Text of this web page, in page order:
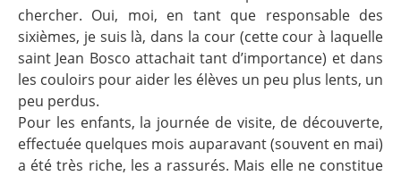
chercher. Oui, moi, en tant que responsable des
sixièmes, je suis là, dans la cour (cette cour à laquelle
saint Jean Bosco attachait tant d’importance) et dans
les couloirs pour aider les élèves un peu plus lents, un
peu perdus.
Pour les enfants, la journée de visite, de découverte,
effectuée quelques mois auparavant (souvent en mai)
a été très riche, les a rassurés. Mais elle ne constitue